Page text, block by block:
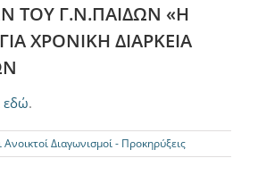
ΤΟΥ Γ.Ν.ΠΑΙΔΩΝ «Η
ΧΡΟΝΙΚΗ ΔΙΑΡΚΕΙΑ
εδώ.
Ανοικτοί Διαγωνισμοί - Προκηρύξεις